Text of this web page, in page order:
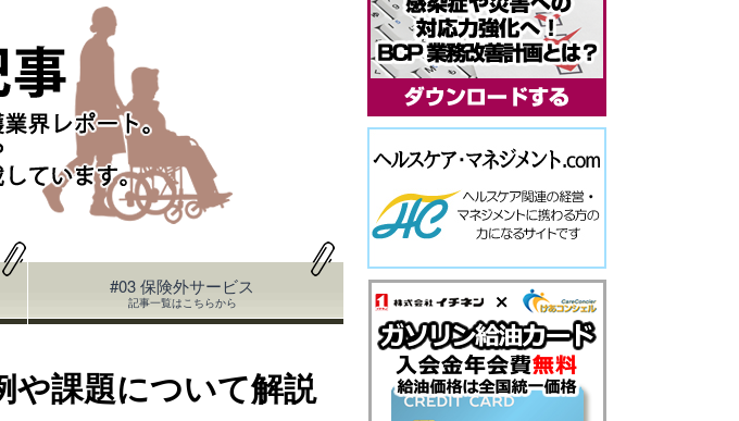
#03 保険外サービス
記事一覧はこちらから
や課題について解説